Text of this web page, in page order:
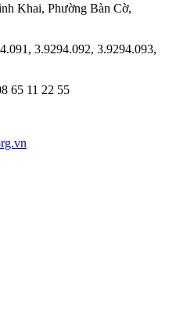
Khai, Phường Bàn Cờ,
3.9294.092, 3.9294.093,
65 11 22 55